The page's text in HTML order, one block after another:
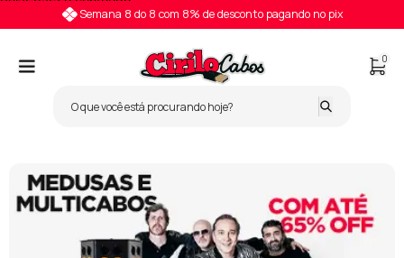
Semana 8 do 8 com 8% de desconto pagando no pix
0